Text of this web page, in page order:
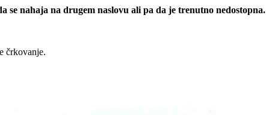
nahaja na drugem naslovu ali pa da je trenutno nedostopna.
črkovanje.